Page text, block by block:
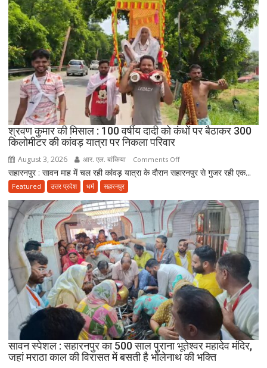
निकला
परिवार,
बेटे-
बहुओं
ने
उठाया
जिम्मा,
बोले-
माता-
पिता
की
भोलेनाथ
सच्ची
भक्ति
श्रवण कुमार की मिसाल : 100 वर्षीय दादी को कंधों पर बैठाकर 300
किलोमीटर की कांवड़ यात्रा पर निकला परिवार
August 3, 2026 आर. एल. बांकिया Comments Offon
श्रवण
मिसाल
100
वर्षीय
दादी
को
कंधों
पर
बैठाकर
किलोमीटर
की
सहारनपुर : सावन माह में चल रही कांवड़ यात्रा के दौरान सहारनपुर से गुजर रही एक...
Featured उत्तर प्रदेश धर्म सहारनपुर
सावन स्पेशल : सहारनपुर का 500 साल पुराना भूतेश्वर महादेव मंदिर,
जहां मराठा काल की विरासत में बसती है भोलेनाथ की भक्ति